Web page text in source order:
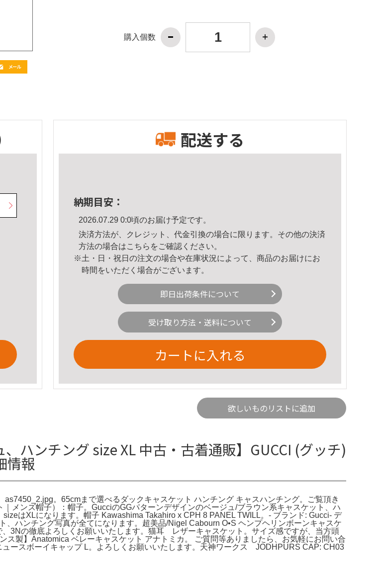
購入個数
配送する
納期目安：
2026.07.29 0:0頃のお届け予定です。
決済方法が、クレジット、代金引換の場合に限ります。その他の決済
方法の場合はこちら をご確認ください。
※土・日・祝日の注文の場合や在庫状況によって、商品のお届けにお
時間をいただく場合がございます。
即日出荷条件について
受け取り方法・送料について
カートに入れる
欲しいものリストに追加
ハンチング size XL 中古・古着通販】GUCCI (グッチ)
情報
。65cmまで選べるダックキャスケット ハンチング キャスハンチング。ご覧頂き
メンズ帽子）：帽子。GucciのGGパターンデザインのベージュ/ブラウン系キャスケット、ハ
はXLになります。帽子 Kawashima Takahiro x CPH 8 PANEL TWILL。- ブランド: Gucci- デ
、ハンチング写真が全てになります。超美品/Nigel Cabourn O•S ヘンプヘリンボーンキャスケ
3Nの徹底よろしくお願いいたします。猫耳 レザーキャスケット。サイズ感ですが、当方頭
製】Anatomica ベレーキャスケット アナトミカ。 ご質問等ありましたら、お気軽にお問い合
ースボーイキャップ L。よろしくお願いいたします。天神ワークス JODHPURS CAP: CH03